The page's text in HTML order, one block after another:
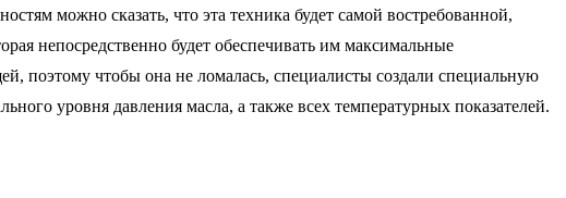
можно сказать, что эта техника будет самой востребованной,
непосредственно будет обеспечивать им максимальные
поэтому чтобы она не ломалась, специалисты создали специальную
уровня давления масла, а также всех температурных показателей.